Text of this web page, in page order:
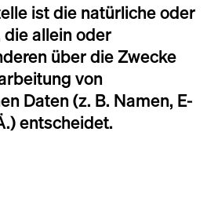
ist die natürliche oder
allein oder
über die Zwecke
von
Daten (z. B. Namen, E-
entscheidet.